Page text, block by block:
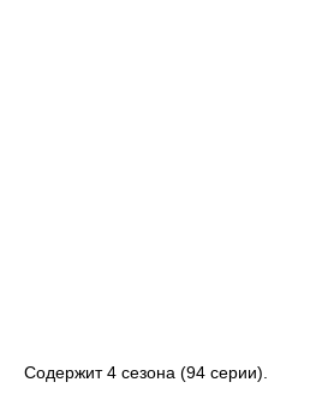
Содержит 4 сезона (94 серии).